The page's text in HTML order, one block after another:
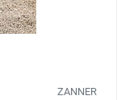
ZANNER